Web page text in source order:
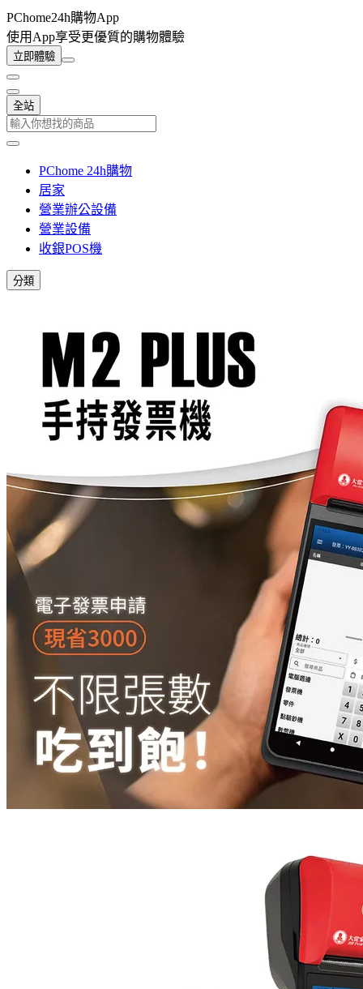
PChome24h購物App
使用App享受更優質的購物體驗
立即體驗
全站
PChome 24h購物
居家
營業辦公設備
營業設備
收銀POS機
分類